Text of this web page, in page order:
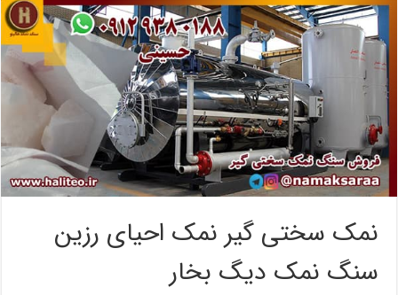
نمک سختی گیر نمک احیای رزین
سنگ نمک دیگ بخار